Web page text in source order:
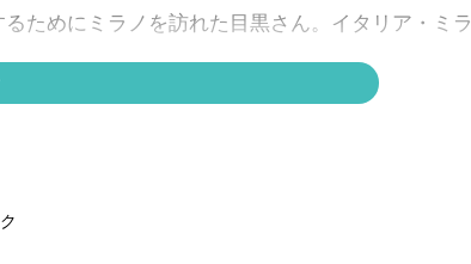
ためにミラノを訪れた目黒さん。イタリア・ミラ